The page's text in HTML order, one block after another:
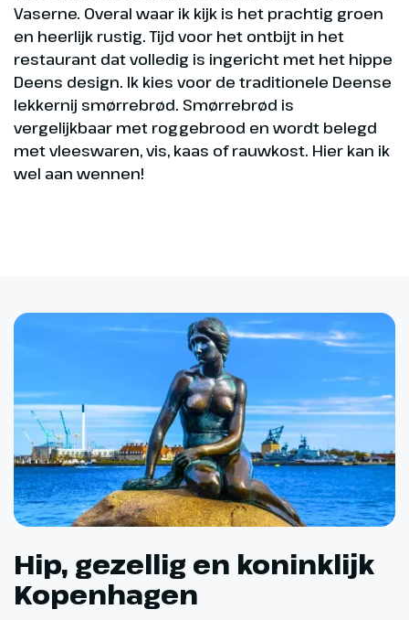
Vaserne. Overal waar ik kijk is het prachtig groen
en heerlijk rustig. Tijd voor het ontbijt in het
restaurant dat volledig is ingericht met het hippe
Deens design. Ik kies voor de traditionele Deense
lekkernij smørrebrød. Smørrebrød is
vergelijkbaar met roggebrood en wordt belegd
met vleeswaren, vis, kaas of rauwkost. Hier kan ik
wel aan wennen!
Hip, gezellig en koninklijk
Kopenhagen